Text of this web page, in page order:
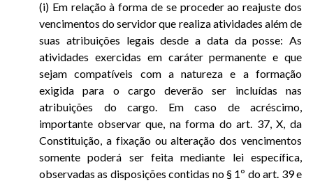
(i) Em relação à forma de se proceder ao reajuste dos
vencimentos do servidor que realiza atividades além de
suas atribuições legais desde a data da posse: As
atividades exercidas em caráter permanente e que
sejam compatíveis com a natureza e a formação
exigida para o cargo deverão ser incluídas nas
atribuições do cargo. Em caso de acréscimo,
importante observar que, na forma do art. 37, X, da
Constituição, a fixação ou alteração dos vencimentos
somente poderá ser feita mediante lei específica,
observadas as disposições contidas no § 1º do art. 39 e